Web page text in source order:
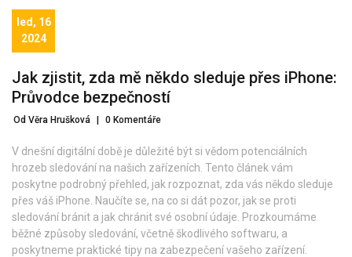
led, 16
2024
Jak zjistit, zda mě někdo sleduje přes iPhone:
Průvodce bezpečností
Od Věra Hrušková | 0 Komentáře
V dnešní digitální době je důležité být si vědom potenciálních
hrozeb sledování na našich zařízeních. Tento článek vám
poskytne podrobný přehled, jak rozpoznat, zda vás někdo sleduje
přes váš iPhone. Naučíte se, na co si dát pozor, jak se proti
sledování bránit a jak chránit své osobní údaje. Prozkoumáme
běžné způsoby sledování, včetně škodlivého softwaru, a
poskytneme praktické tipy na zabezpečení vašeho zařízení.